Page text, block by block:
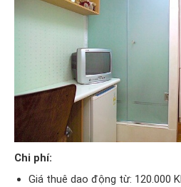
Chi phí:
Giá thuê dao động từ: 120.000